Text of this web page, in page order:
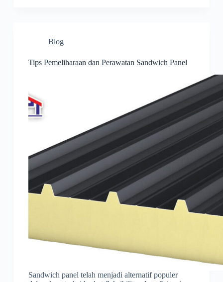
Blog
Tips Pemeliharaan dan Perawatan Sandwich Panel
Sandwich panel telah menjadi alternatif populer